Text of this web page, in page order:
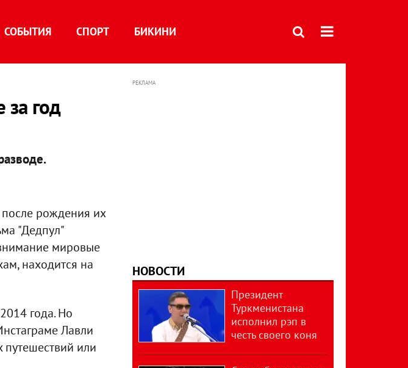
СОБЫТИЯ СПОРТ БИКИНИ
год
рождения их
"Дедпул"
мировые
находится на
года. Но
Лавли
или
РЕКЛАМА
НОВОСТИ
Президент
Туркменистана
исполнил рэп в
честь своего коня